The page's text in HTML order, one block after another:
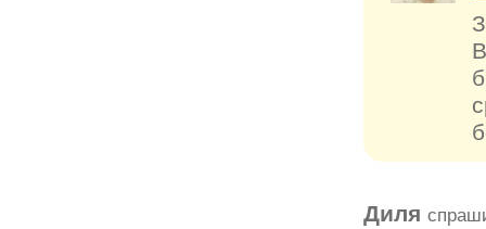
Диля